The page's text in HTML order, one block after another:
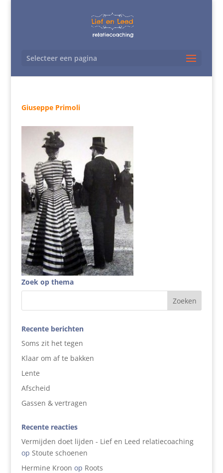
Selecteer een pagina
Giuseppe Primoli
Zoek op thema
Recente berichten
Soms zit het tegen
Klaar om af te bakken
Lente
Afscheid
Gassen & vertragen
Recente reacties
Vermijden doet lijden - Lief en Leed relatiecoaching
op Stoute schoenen
Hermine Kroon op Roots